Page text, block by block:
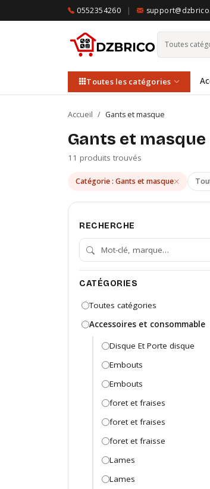
0552354260 |
Toutes les catégories
Accueil / Gants et masque
Gants et masque
11 produits trouvés
Catégorie : Gants et masque
RECHERCHE
CATÉGORIES
Toutes catégories
Accessoires et consommable
Disque Et Porte disque
Embouts
Embouts
foret et fraises
foret et fraises
foret et fraisse
Lames
Lames